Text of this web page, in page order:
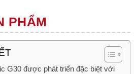
PHẨM
G30 được phát triển đặc biệt với